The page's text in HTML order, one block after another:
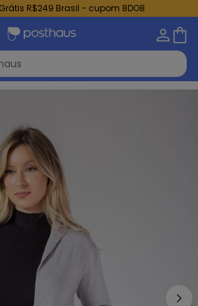
Grátis R$249 Brasil - cupom 8DO8